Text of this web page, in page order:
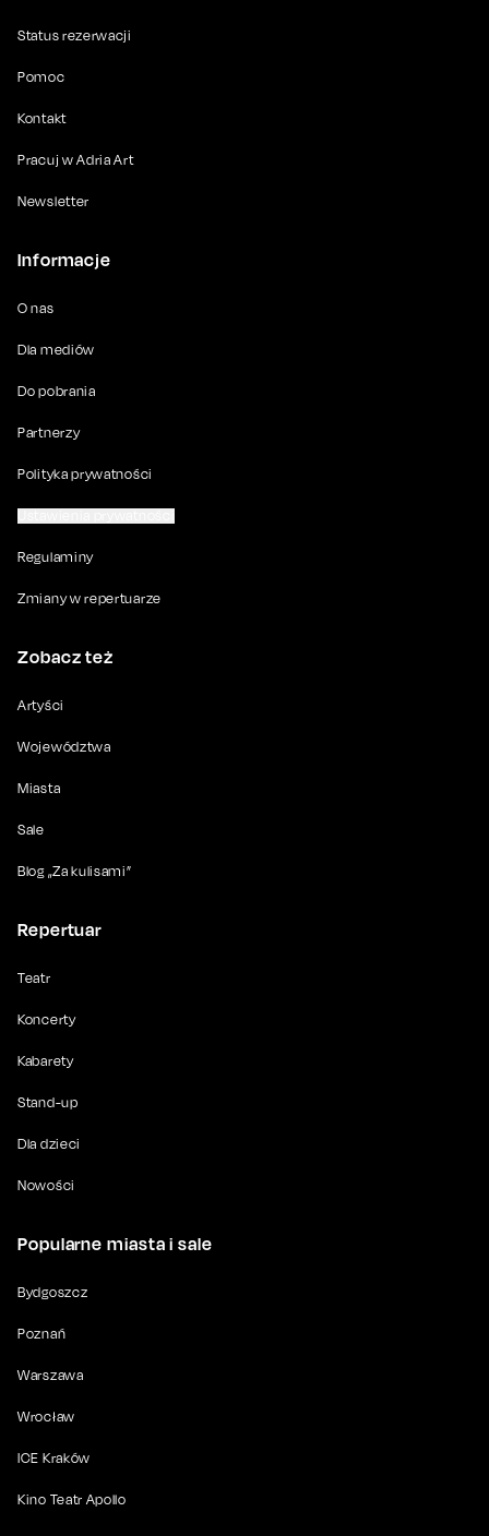
Status rezerwacji
Pomoc
Kontakt
Pracuj w Adria Art
Newsletter
Informacje
O nas
Dla mediów
Do pobrania
Partnerzy
Polityka prywatności
Regulaminy
Zmiany w repertuarze
Zobacz też
Artyści
Województwa
Miasta
Sale
Blog „Za kulisami”
Repertuar
Teatr
Koncerty
Kabarety
Stand-up
Dla dzieci
Nowości
Popularne miasta i sale
Bydgoszcz
Poznań
Warszawa
Wrocław
ICE Kraków
Kino Teatr Apollo